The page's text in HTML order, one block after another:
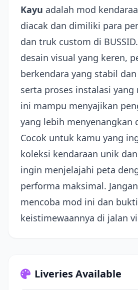
Kayu adalah mod
diacak dan dimiliki para
dan truk custom di
desain visual yang keren,
berkendara yang stabil
serta proses instalasi yang
ini mampu menyajikan
yang lebih menyenangkan
Cocok untuk kamu yang
koleksi kendaraan unik
ingin menjelajahi peta
performa maksimal.
mencoba mod ini dan
keistimewaannya di jalan
Liveries Available